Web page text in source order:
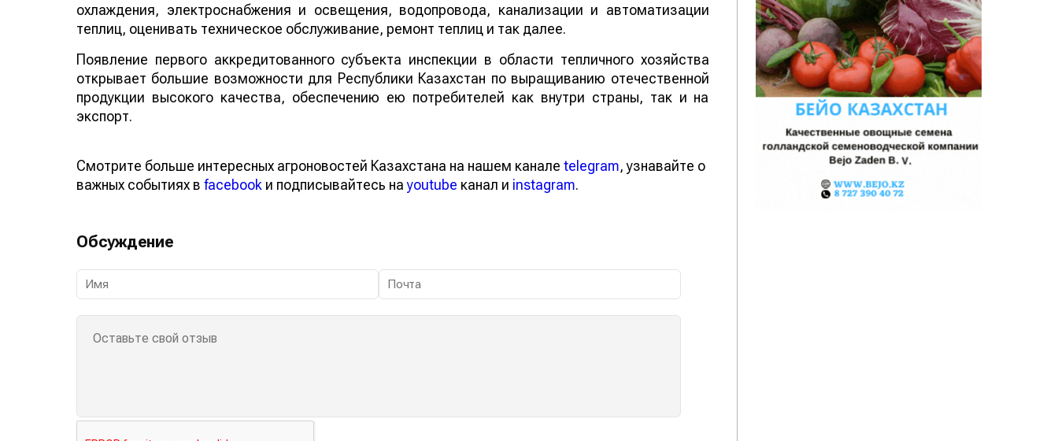
охлаждения, электроснабжения и освещения, водопровода, канализации и автоматизации
теплиц, оценивать техническое обслуживание, ремонт теплиц и так далее.
Появление первого аккредитованного субъекта инспекции в области тепличного хозяйства
открывает большие возможности для Республики Казахстан по выращиванию отечественной
продукции высокого качества, обеспечению ею потребителей как внутри страны, так и на
экспорт.
Смотрите больше интересных агроновостей Казахстана на нашем канале telegram, узнавайте о
важных событиях в facebook и подписывайтесь наyoutube канал и instagram.
Обсуждение